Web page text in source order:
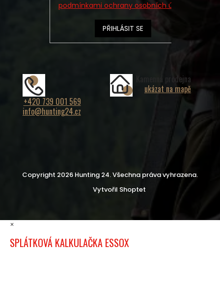
podmínkami ochrany osobních údajů
PŘIHLÁSIT SE
+420 739 001 569
info@hunting24.cz
Kamenná prodejna
ukázat na mapě
Vytvořil Shoptet
Copyright 2026 Hunting 24. Všechna práva vyhrazena.
×
SPLÁTKOVÁ KALKULAČKA ESSOX